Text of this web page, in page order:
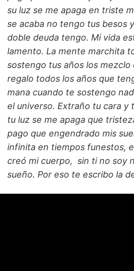
su luz se me apaga en triste
se acaba no tengo tus besos
doble deuda tengo. Mi vida
lamento. La mente marchita
sostengo tus años los mezclo
regalo todos los años que
mana cuando te sostengo
el universo. Extraño tu cara y
tu luz se me apaga que
pago que engendrado mis
infinita en tiempos funestos,
creó mi cuerpo, sin ti no soy
sueño. Por eso te escribo la